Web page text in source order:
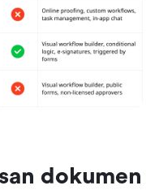
dokumen